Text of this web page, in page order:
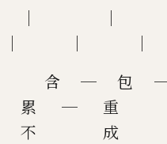
含 ─ 包
累 ─
不 成